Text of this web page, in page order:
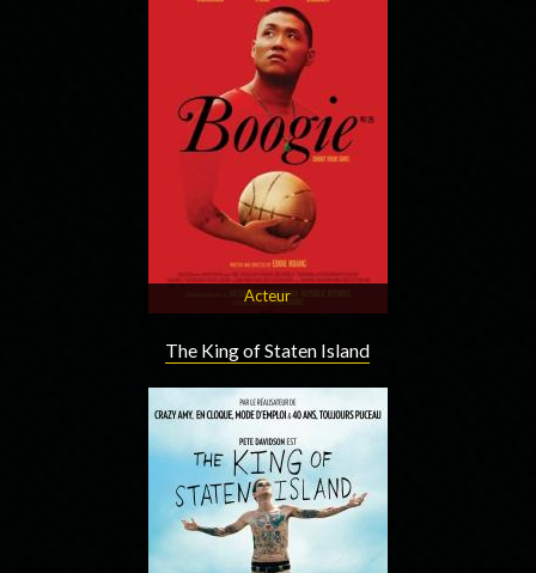
Acteur
The King of Staten Island